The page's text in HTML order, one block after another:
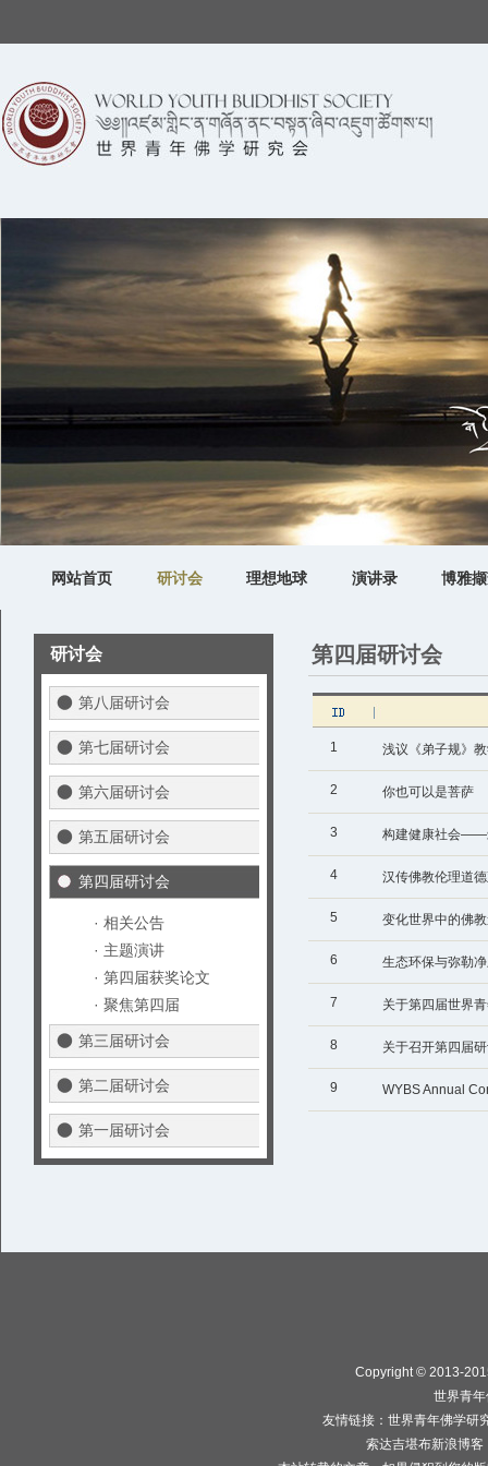
网站首页 研讨会 理想地球 演讲录 博雅
研讨会
第八届研讨会
第七届研讨会
第六届研讨会
第五届研讨会
第四届研讨会
· 相关公告
· 主题演讲
· 第四届获奖论文
· 聚焦第四届
第三届研讨会
第二届研讨会
第一届研讨会
第四届研讨会
1 浅议《弟子规》
2 你也可以是菩萨
3 构建健康社会——
值观
4 汉传佛教伦理道
5 变化世界中的佛
6 生态环保与弥勒
7 关于第四届世界
8 关于召开第四届
9 WYBS Annual
Copyright © 2013-
世界青
友情链接： 世界青年佛学研
索达吉堪布新浪博客